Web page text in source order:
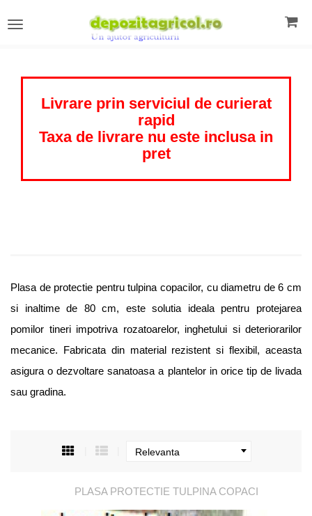
Toggle
Livrare prin serviciul de curierat
rapid
Taxa de livrare nu este inclusa in
pret
Plasa de protectie pentru tulpina copacilor, cu diametru de 6 cm
si inaltime de 80 cm, este solutia ideala pentru protejarea
pomilor tineri impotriva rozatoarelor, inghetului si deteriorarilor
mecanice. Fabricata din material rezistent si flexibil, aceasta
asigura o dezvoltare sanatoasa a plantelor in orice tip de livada
sau gradina.
Relevanta
PLASA PROTECTIE TULPINA COPACI